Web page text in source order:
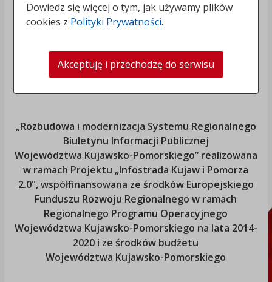
„Rozbudowa i modernizacja Systemu Regionalnego
Biuletynu Informacji Publicznej
Województwa Kujawsko-Pomorskiego” realizowana
w ramach Projektu „Infostrada Kujaw i Pomorza
2.0", współfinansowana ze środków Europejskiego
Funduszu Rozwoju Regionalnego w ramach
Regionalnego Programu Operacyjnego
Województwa Kujawsko-Pomorskiego na lata 2014-
2020 i ze środków budżetu
Województwa Kujawsko-Pomorskiego
Dowiedz się więcej o tym, jak używamy plików
cookies z Polityki Prywatności.
Akceptuję i przechodzę do serwisu